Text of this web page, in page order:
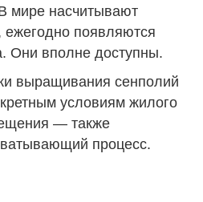
мире насчитывают
появляются
Они вполне доступны.
выращивания сенполий
условиям жилого
— также
процесс.